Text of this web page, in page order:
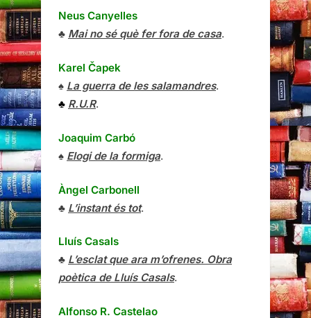
Neus Canyelles
♣ Mai no sé què fer fora de casa.
Karel Čapek
♠ La guerra de les salamandres.
♣ R.U.R.
Joaquim Carbó
♠ Elogi de la formiga.
Àngel Carbonell
♣ L’instant és tot.
Lluís Casals
♣ L’esclat que ara m’ofrenes. Obra
poètica de Lluís Casals.
Alfonso R. Castelao